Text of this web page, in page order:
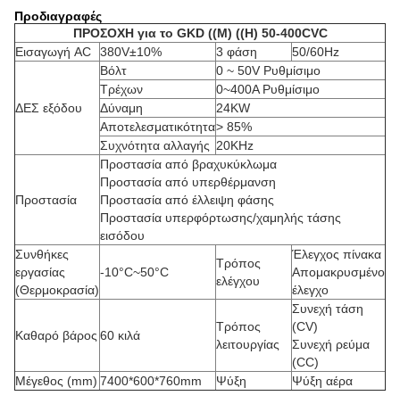
Προδιαγραφές
ΠΡΟΣΟΧΗ για το GKD ((M) ((H) 50-400CVC
Εισαγωγή AC
380V±10% 3 φάση 50/60Hz
ΔΕΣ εξόδου
Βόλτ
0 ~ 50V Ρυθμίσιμο
Τρέχων
0~400A Ρυθμίσιμο
Δύναμη
24KW
Αποτελεσματικότητα> 85%
Συχνότητα αλλαγής 20KHz
Προστασία
Προστασία από βραχυκύκλωμα
Προστασία από υπερθέρμανση
Προστασία από έλλειψη φάσης
Προστασία υπερφόρτωσης/χαμηλής τάσης
εισόδου
Συνθήκες
εργασίας
(Θερμοκρασία)
-10°C~50°C
Τρόπος
ελέγχου
Έλεγχος πίνακα
Απομακρυσμένο
έλεγχο
Καθαρό βάρος 60 κιλά
Τρόπος
λειτουργίας
Συνεχή τάση
(CV)
Συνεχή ρεύμα
(CC)
Μέγεθος (mm) 7400*600*760mm Ψύξη Ψύξη αέρα